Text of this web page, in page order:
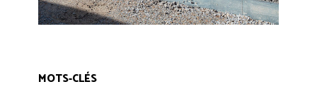
MOTS-CLÉS